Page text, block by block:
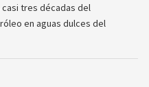
casi tres décadas del
en aguas dulces del